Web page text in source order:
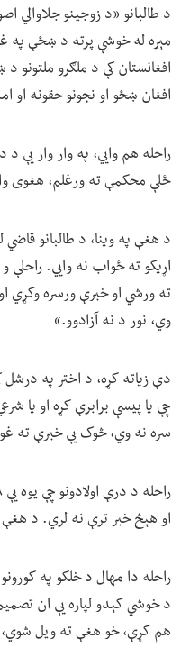
د طالبانو «د زوجینو
مېړه له خوشې پرته د ښځې
افغان ښځو او نجونو حقونه
راحله هم وايي، په وار وار
ځلې محکمې ته ورغلم، هغوی
د هغې په وینا، د طالبانو
اړیکو ته ځواب نه وايي.
ته ورشي او خبرې ورسره
وي، نور د نه آزادوو.»
دې زیاته کړه، د اختر په
چې یا پیسې برابرې کړه او یا
سره نه وي، څوک یې خبرې ته
او هېڅ خبر ترې نه لري. د
راحله دا مهال د خلکو په
د خوشي کېدو لپاره یې ان
هم کړې، خو هغې ته ویل